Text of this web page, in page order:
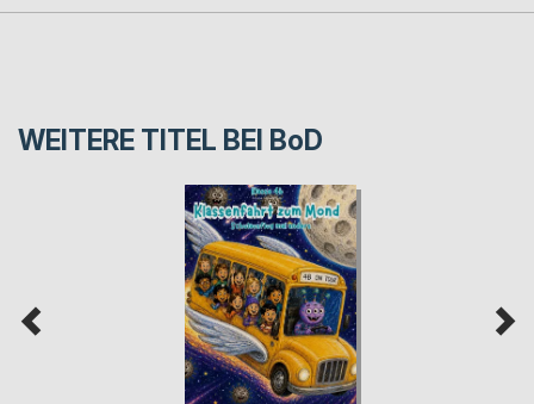
WEITERE TITEL BEI BoD